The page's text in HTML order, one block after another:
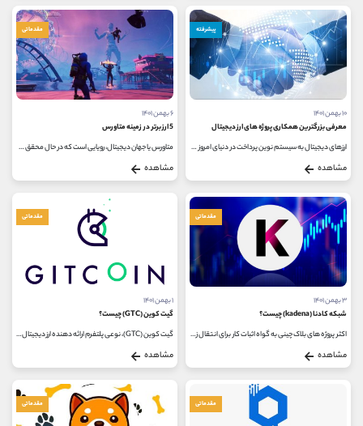
پیشرفته
۱۰ بهمن ۱۴۰۱
معرفی بزرگترین همکاری پروژه های ارز دیجیتال
ارزهای دیجیتال به سیستم نوین پرداخت در دنیای امروز تبدیل شده اند. غیر از بیت کوین به عنوان پادشاه ارزهای دیجیتال، هر روز شاهد...
مشاهده
مقدماتی
۶ بهمن ۱۴۰۱
5 ارز برتر در زمینه متاورس
متاورس یا جهان دیجیتال، رویایی است که در حال محقق شدن است. ساخت جهان مجازی با استفاده از تکنولوژی های برتر و اینترنت که هر کس...
مشاهده
مقدماتی
۳ بهمن ۱۴۰۱
شبکه کادنا (kadena) چیست؟
اکثر پروژه های بلاک چینی به گواه اثبات کار برای انتقال زیرساخت های خود زمینه چینی می کنند، در حالی که برخی پلتفرم ها مانند...
مشاهده
مقدماتی
۱ بهمن ۱۴۰۱
گیت کوین (GTC) چیست؟
گیت کوین (GTC)، نوعی پلتفرم ارائه دهنده ارز دیجیتال است که کاربران در بستر آن، اقدام به سرمایه گذاری می کنند. هدف اصلی گیت کوین...
مشاهده
مقدماتی مقدماتی